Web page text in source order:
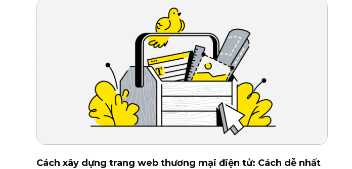
Cách xây dựng trang web thương mại điện tử: Cách dễ nhất